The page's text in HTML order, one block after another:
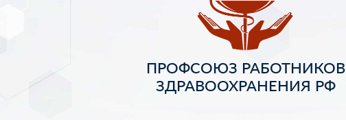
ПРОФСОЮЗ РАБОТНИКОВ
ЗДРАВООХРАНЕНИЯ РФ